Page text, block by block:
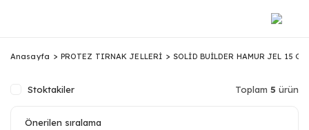
Anasayfa PROTEZ TIRNAK JELLERİ SOLİD BUİLDER HAMUR JEL 15 GR
Stoktakiler Toplam 5 ürün